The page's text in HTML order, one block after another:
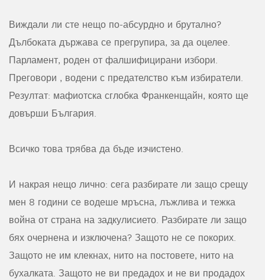
Виждали ли сте нещо по-абсурдно и брутално?
Дълбоката държава се прегрупира, за да оцелее.
Парламент, роден от фалшифицирани избори.
Преговори , водени с предателство към избиратели.
Резултат: мафиотска сглобка Франкенщайн, която ще
довърши България.
Всичко това трябва да бъде изчистено.
И накрая нещо лично: сега разбирате ли защо срещу
мен 8 години се водеше мръсна, лъжлива и тежка
война от страна на задкулисието. Разбирате ли защо
бях очернена и изключена? Защото не се покорих.
Защото не им клекнах, нито на постовете, нито на
бухалката. Защото не ви предадох и не ви продадох